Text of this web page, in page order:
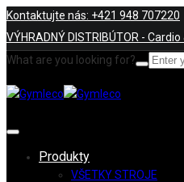
Kontaktujte nás: +421 948 707220
VÝHRADNÝ DISTRIBÚTOR -
What are you looking for?
Produkty
VŠETKY STROJE